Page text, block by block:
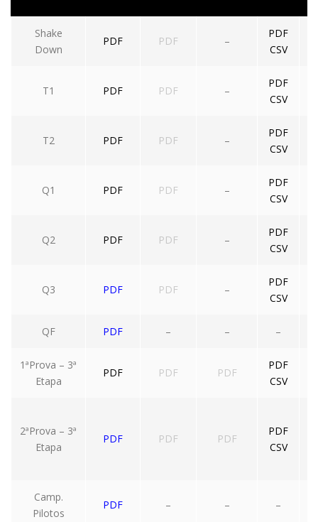
Shake
Down
PDF PDF –
PDF
CSV
T1 PDF PDF –
PDF
CSV
T2 PDF PDF –
PDF
CSV
Q1 PDF PDF –
PDF
CSV
Q2 PDF PDF –
PDF
CSV
Q3 PDF PDF –
PDF
CSV
QF PDF – – –
1ªProva – 3ª
Etapa
PDF PDF PDF
PDF
CSV
2ªProva – 3ª
Etapa
PDF PDF PDF
PDF
CSV
Camp.
Pilotos
PDF – – –